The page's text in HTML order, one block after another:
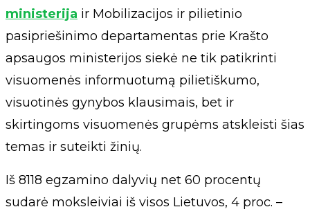
ministerija ir Mobilizacijos ir pilietinio
pasipriešinimo departamentas prie Krašto
apsaugos ministerijos siekė ne tik patikrinti
visuomenės informuotumą pilietiškumo,
visuotinės gynybos klausimais, bet ir
skirtingoms visuomenės grupėms atskleisti šias
temas ir suteikti žinių.
Iš 8118 egzamino dalyvių net 60 procentų
sudarė moksleiviai iš visos Lietuvos, 4 proc. –